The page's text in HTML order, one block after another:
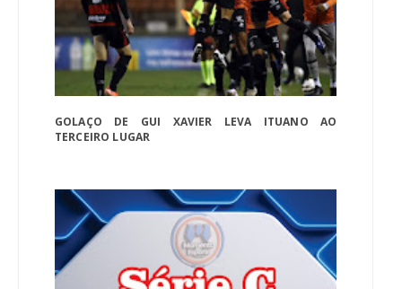
GOLAÇO DE GUI XAVIER LEVA ITUANO AO
TERCEIRO LUGAR